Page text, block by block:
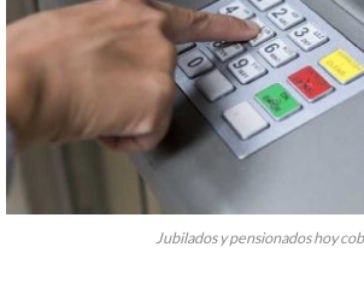
Jubilados y pensionados hoy